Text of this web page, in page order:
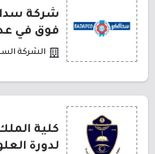
شركة
فوق في
الشركة
كلية
لدورة